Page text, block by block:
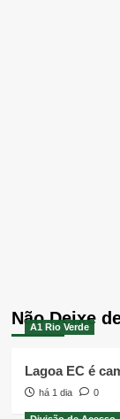
Não Deixe
A1 Rio Verde
Lagoa EC é
há 1 dia 0